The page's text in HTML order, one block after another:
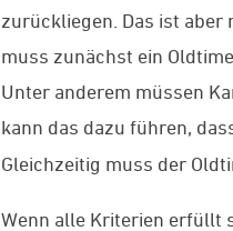
zurückliegen. Das ist aber
muss zunächst ein
Unter anderem müssen
kann das dazu führen,
Gleichzeitig muss der
Wenn alle Kriterien erfüllt